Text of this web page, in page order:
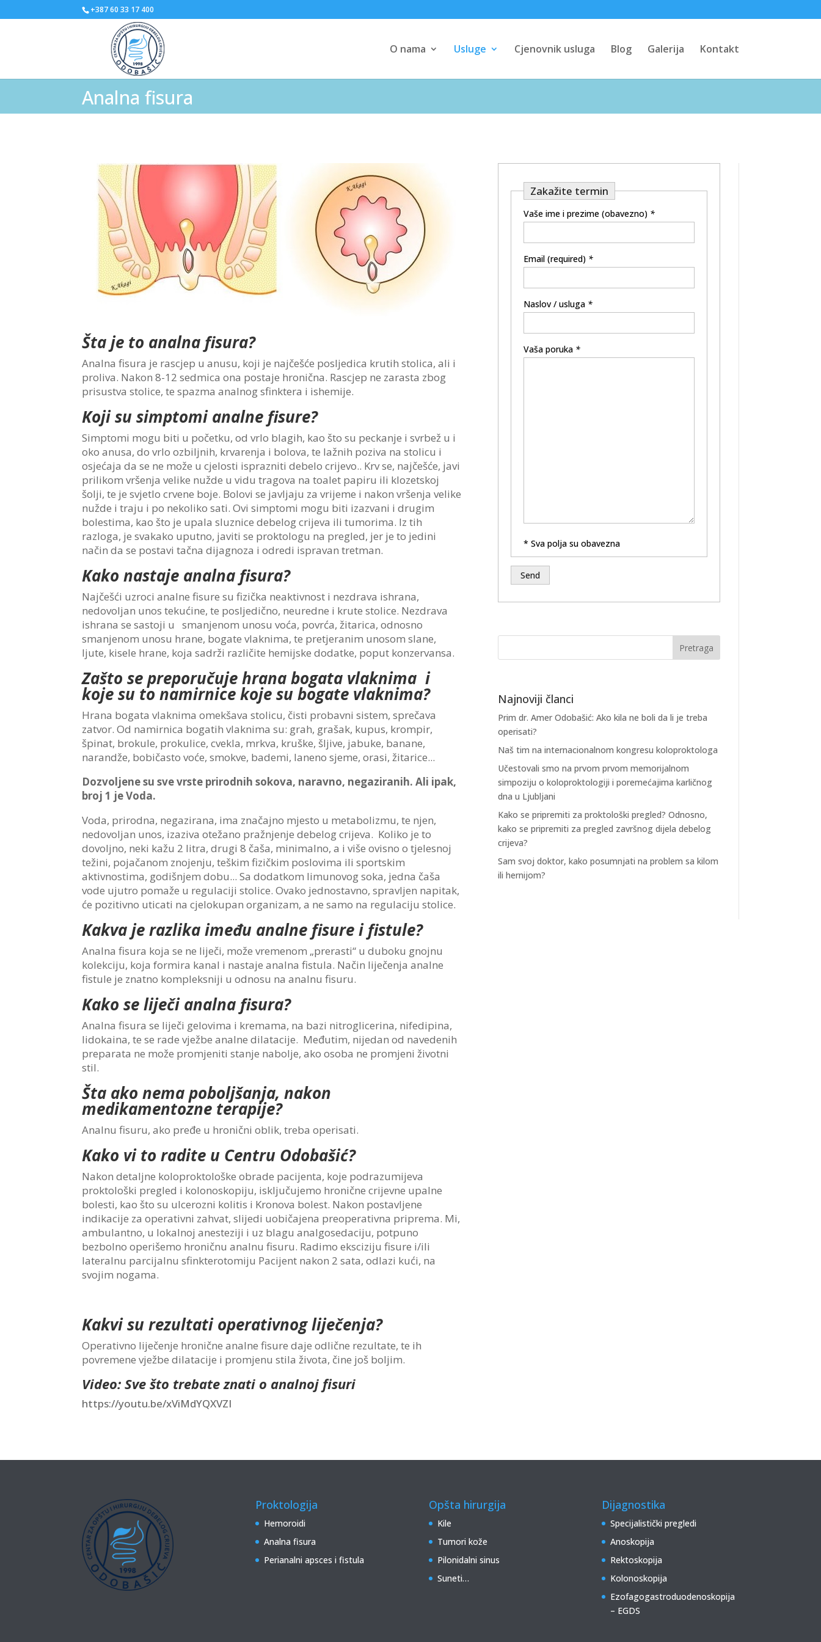
+387 60 33 17 400
O nama Usluge Cjenovnik usluga Blog Galerija Kontakt
Analna fisura
Šta je to analna fisura?
Analna fisura je rascjep u anusu, koji je najčešće posljedica krutih stolica, ali i
proliva. Nakon 8-12 sedmica ona postaje hronična. Rascjep ne zarasta zbog
prisustva stolice, te spazma analnog sfinktera i ishemije.
Koji su simptomi analne fisure?
Simptomi mogu biti u početku, od vrlo blagih, kao što su peckanje i svrbež u i
oko anusa, do vrlo ozbiljnih, krvarenja i bolova, te lažnih poziva na stolicu i
osjećaja da se ne može u cjelosti isprazniti debelo crijevo.. Krv se, najčešće, javi
prilikom vršenja velike nužde u vidu tragova na toalet papiru ili klozetskoj
šolji, te je svjetlo crvene boje. Bolovi se javljaju za vrijeme i nakon vršenja velike
nužde i traju i po nekoliko sati. Ovi simptomi mogu biti izazvani i drugim
bolestima, kao što je upala sluznice debelog crijeva ili tumorima. Iz tih
razloga, je svakako uputno, javiti se proktologu na pregled, jer je to jedini
način da se postavi tačna dijagnoza i odredi ispravan tretman.
Kako nastaje analna fisura?
Najčešći uzroci analne fisure su fizička neaktivnost i nezdrava ishrana,
nedovoljan unos tekućine, te posljedično, neuredne i krute stolice. Nezdrava
ishrana se sastoji u smanjenom unosu voća, povrća, žitarica, odnosno
smanjenom unosu hrane, bogate vlaknima, te pretjeranim unosom slane,
ljute, kisele hrane, koja sadrži različite hemijske dodatke, poput konzervansa.
Zašto se preporučuje hrana bogata vlaknima i
koje su to namirnice koje su bogate vlaknima?
Hrana bogata vlaknima omekšava stolicu, čisti probavni sistem, sprečava
zatvor. Od namirnica bogatih vlaknima su: grah, grašak, kupus, krompir,
špinat, brokule, prokulice, cvekla, mrkva, kruške, šljive, jabuke, banane,
narandže, bobičasto voće, smokve, bademi, laneno sjeme, orasi, žitarice...
Dozvoljene su sve vrste prirodnih sokova, naravno, negaziranih. Ali ipak,
broj 1 je Voda.
Voda, prirodna, negazirana, ima značajno mjesto u metabolizmu, te njen,
nedovoljan unos, izaziva otežano pražnjenje debelog crijeva. Koliko je to
dovoljno, neki kažu 2 litra, drugi 8 čaša, minimalno, a i više ovisno o tjelesnoj
težini, pojačanom znojenju, teškim fizičkim poslovima ili sportskim
aktivnostima, godišnjem dobu... Sa dodatkom limunovog soka, jedna čaša
vode ujutro pomaže u regulaciji stolice. Ovako jednostavno, spravljen napitak,
će pozitivno uticati na cjelokupan organizam, a ne samo na regulaciju stolice.
Kakva je razlika imeđu analne fisure i fistule?
Analna fisura koja se ne liječi, može vremenom „prerasti“ u duboku gnojnu
kolekciju, koja formira kanal i nastaje analna fistula. Način liječenja analne
fistule je znatno kompleksniji u odnosu na analnu fisuru.
Kako se liječi analna fisura?
Analna fisura se liječi gelovima i kremama, na bazi nitroglicerina, nifedipina,
lidokaina, te se rade vježbe analne dilatacije. Međutim, nijedan od navedenih
preparata ne može promjeniti stanje nabolje, ako osoba ne promjeni životni
stil.
Šta ako nema poboljšanja, nakon
medikamentozne terapije?
Analnu fisuru, ako pređe u hronični oblik, treba operisati.
Kako vi to radite u Centru Odobašić?
Nakon detaljne koloproktološke obrade pacijenta, koje podrazumijeva
proktološki pregled i kolonoskopiju, isključujemo hronične crijevne upalne
bolesti, kao što su ulcerozni kolitis i Kronova bolest. Nakon postavljene
indikacije za operativni zahvat, slijedi uobičajena preoperativna priprema. Mi,
ambulantno, u lokalnoj anesteziji i uz blagu analgosedaciju, potpuno
bezbolno operišemo hroničnu analnu fisuru. Radimo eksciziju fisure i/ili
lateralnu parcijalnu sfinkterotomiju Pacijent nakon 2 sata, odlazi kući, na
svojim nogama.
Kakvi su rezultati operativnog liječenja?
Operativno liječenje hronične analne fisure daje odlične rezultate, te ih
povremene vježbe dilatacije i promjenu stila života, čine još boljim.
Video: Sve što trebate znati o analnoj fisuri
https://youtu.be/xViMdYQXVZI
Zakažite termin
Vaše ime i prezime (obavezno) *
Email (required) *
Naslov / usluga *
Vaša poruka *
* Sva polja su obavezna
Najnoviji članci
Prim dr. Amer Odobašić: Ako kila ne boli da li je treba
operisati?
Naš tim na internacionalnom kongresu koloproktologa
Učestovali smo na prvom prvom memorijalnom
simpoziju o koloproktologiji i poremećajima karličnog
dna u Ljubljani
Kako se pripremiti za proktološki pregled? Odnosno,
kako se pripremiti za pregled završnog dijela debelog
crijeva?
Sam svoj doktor, kako posumnjati na problem sa kilom
ili hernijom?
Proktologija
Hemoroidi
Analna fisura
Perianalni apsces i fistula
Opšta hirurgija
Kile
Tumori kože
Pilonidalni sinus
Suneti…
Dijagnostika
Specijalistički pregledi
Anoskopija
Rektoskopija
Kolonoskopija
Ezofagogastroduodenoskopija
– EGDS